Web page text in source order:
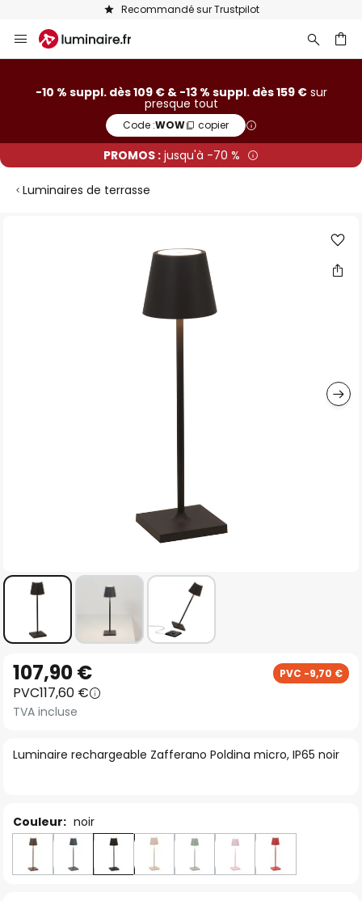
Recommandé sur Trustpilot
Allez
au
-10 % suppl. dès 109 € & -13 % suppl. dès 159 €sur
presque tout
Code :WOW copier
PROMOS : jusqu'à -70 %
Luminaires de terrasse
to
the
beginning
the
Luminaire rechargeable Zafferano Poldina micro, IP65 noir
107,90 € PVC -9,70 €
PVC117,60 €
TVA incluse
Couleur: noir